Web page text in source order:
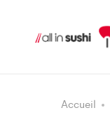
Accueil